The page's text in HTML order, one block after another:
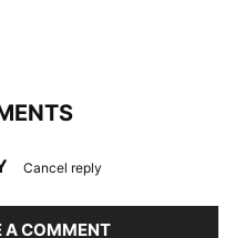
Cancel reply
A COMMENT